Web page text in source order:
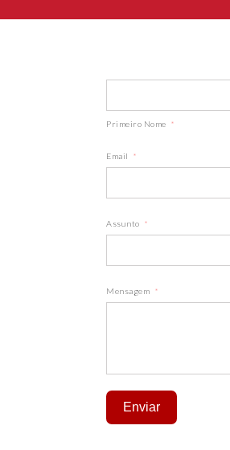
Primeiro Nome
Email
Assunto
Mensagem
Enviar